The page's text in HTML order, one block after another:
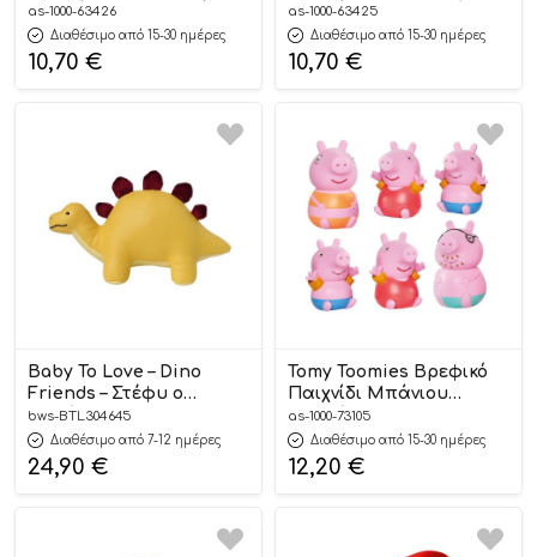
Παιχνίδι Ραδιοφωνάκι –
Μιλάει Ελληνικά 10-36m –
As Company
as-1000-63426
Διαθέσιμο από 15-30 ημέρες
10,70 €
Παιχνίδι Τηλεκοντρόλ –
Μιλάει Ελληνικά 10-36m –
As Company
as-1000-63425
Διαθέσιμο από 15-30 ημέρες
10,70 €
Baby To Love – Dino
Friends – Στέφυ ο
Στεγόσαυρος 0m+
bws-BTL304645
Διαθέσιμο από 7-12 ημέρες
24,90 €
Tomy Toomies Βρεφικό
Παιχνίδι Μπάνιου
Οικογένεια Peppa Pig
Squirters 18m+, As
Company
as-1000-73105
Διαθέσιμο από 15-30 ημέρες
12,20 €